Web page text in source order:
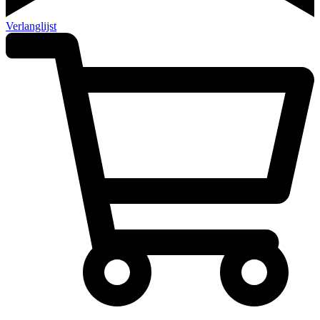
Verlanglijst